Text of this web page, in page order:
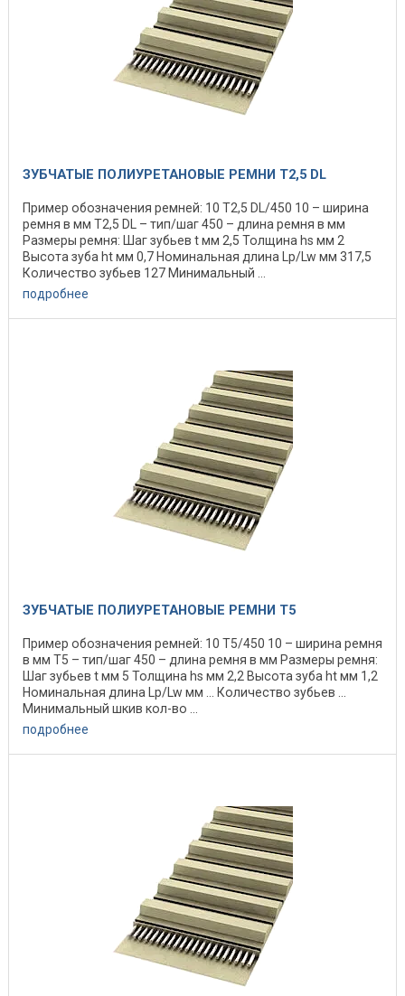
ЗУБЧАТЫЕ ПОЛИУРЕТАНОВЫЕ РЕМНИ T2,5 DL
Пример обозначения ремней: 10 Т2,5 DL/450 10 – ширина
ремня в мм Т2,5 DL – тип/шаг 450 – длина ремня в мм
Размеры ремня: Шаг зубьев t мм 2,5 Толщина hs мм 2
Высота зуба ht мм 0,7 Номинальная длина Lp/Lw мм 317,5
Количество зубьев 127 Минимальный ...
подробнее
ЗУБЧАТЫЕ ПОЛИУРЕТАНОВЫЕ РЕМНИ T5
Пример обозначения ремней: 10 Т5/450 10 – ширина ремня
в мм Т5 – тип/шаг 450 – длина ремня в мм Размеры ремня:
Шаг зубьев t мм 5 Толщина hs мм 2,2 Высота зуба ht мм 1,2
Номинальная длина Lp/Lw мм ... Количество зубьев ...
Минимальный шкив кол-во ...
подробнее